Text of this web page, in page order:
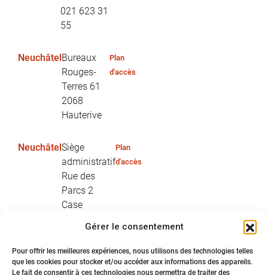
Gérer le consentement
Pour offrir les meilleures expériences, nous utilisons des technologies telles
que les cookies pour stocker et/ou accéder aux informations des appareils.
Le fait de consentir à ces technologies nous permettra de traiter des
021 623 31
55
Neuchâtel Bureaux
Rouges-
Terres 61
2068
Hauterive
Plan
d'accès
Neuchâtel Siège
administratif
Rue des
Parcs 2
Case
Neuchâtel
032 725 22
Plan
d'accès